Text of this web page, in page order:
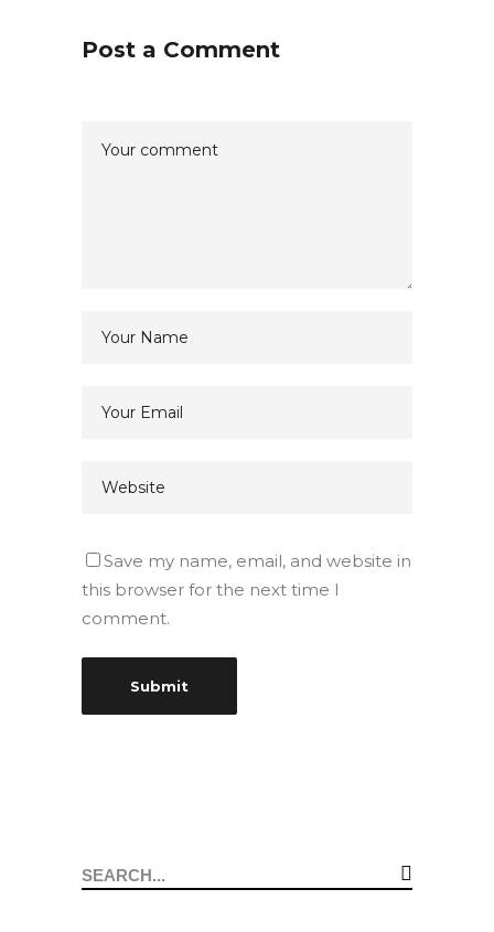
Post a Comment
Save my name, email, and website in
this browser for the next time I
comment.